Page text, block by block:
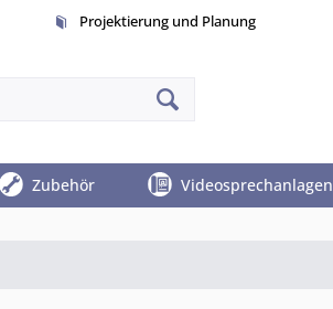
Projektierung und Planung
Zubehör Videosprechanlagen